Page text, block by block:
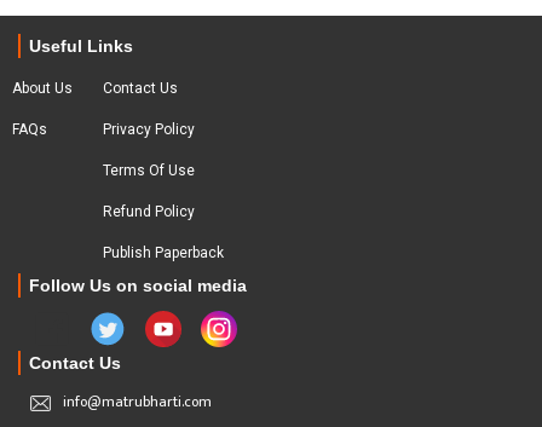
Useful Links
About Us
FAQs
Contact Us
Privacy Policy
Terms Of Use
Refund Policy
Publish Paperback
Follow Us on social media
Contact Us
info@matrubharti.com